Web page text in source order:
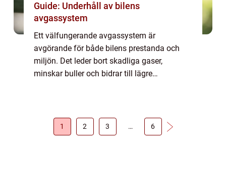
Guide: Underhåll av bilens
avgassystem
Ett välfungerande avgassystem är
avgörande för både bilens prestanda och
miljön. Det leder bort skadliga gaser,
minskar buller och bidrar till lägre
1 2 3 … 6